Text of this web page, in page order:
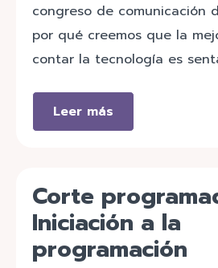
congreso de comunicación
por qué creemos que la
contar la tecnología es
Leer más
Corte
Iniciación a la
programación